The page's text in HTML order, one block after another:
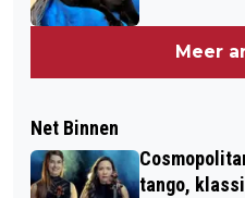
Meer
Net Binnen
tango,